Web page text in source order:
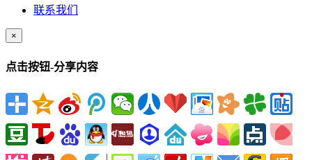
联系我们
×
点击按钮-分享内容